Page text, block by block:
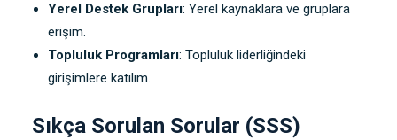
Yerel Destek Grupları: Yerel kaynaklara ve gruplara
erişim.
Topluluk Programları: Topluluk liderliğindeki
girişimlere katılım.
Sıkça Sorulan Sorular (SSS)